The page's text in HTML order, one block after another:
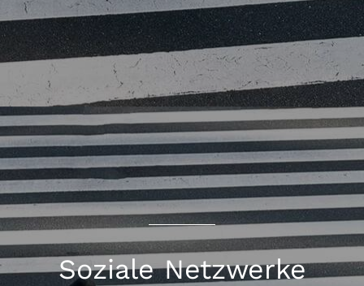
Soziale Netzwerke